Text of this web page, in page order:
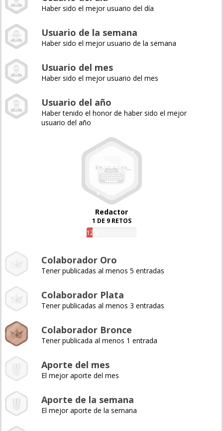
Haber sido el mejor usuario del día
Usuario de la semana
Haber sido el mejor usuario de la semana
Usuario del mes
Haber sido el mejor usuario del mes
Usuario del año
Haber tenido el honor de haber sido el mejor
usuario del año
Redactor
1 DE 9 RETOS
12%
Colaborador Oro
Tener publicadas al menos 5 entradas
Colaborador Plata
Tener publicadas al menos 3 entradas
Colaborador Bronce
Tener publicada al menos 1 entrada
Aporte del mes
El mejor aporte del mes
Aporte de la semana
El mejor aporte de la semana